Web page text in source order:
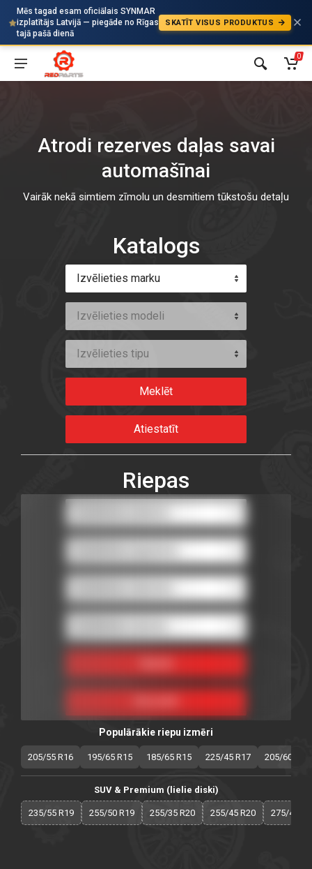
Mēs tagad esam oficiālais SYNMAR
izplatītājs Latvijā — piegāde no Rīgas
tajā pašā dienā
SKATĪT VISUS PRODUKTUS
Auto
0
Atrodi rezerves daļas savai
automašīnai
Vairāk nekā simtiem zīmolu un desmitiem tūkstošu detaļu
Katalogs
Izvēlieties marku
Izvēlieties modeli
Izvēlieties tipu
Riepas
Populārākie riepu izmēri
205/55 R16 195/65 R15 185/65 R15 225/45 R17 205/60 R16
SUV & Premium (lielie diski)
235/55 R19 255/50 R19 255/35 R20 255/45 R20 275/40